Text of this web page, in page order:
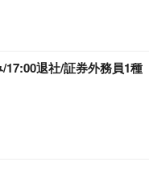
退社/証券外務員1種